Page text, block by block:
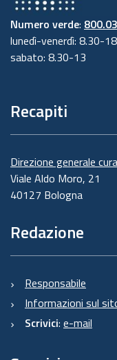
Numero verde:
lunedì-venerdì: 8.30-18
sabato: 8.30-13
Recapiti
Direzione generale
Viale Aldo Moro, 21
40127 Bologna
Redazione
Responsabile
Informazioni sul
Scrivici: e-mail